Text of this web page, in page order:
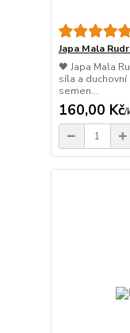
Japa Mala
🖤 Japa Mala
síla a duchovní
semen...
160,00 Kč/